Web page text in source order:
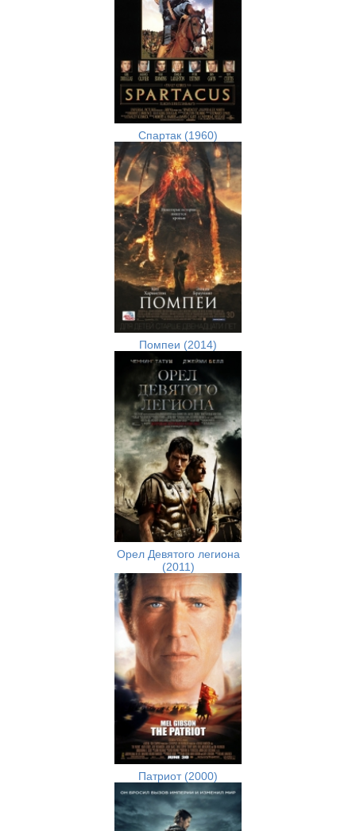
Спартак (1960)
Помпеи (2014)
Орел Девятого легиона
(2011)
Патриот (2000)